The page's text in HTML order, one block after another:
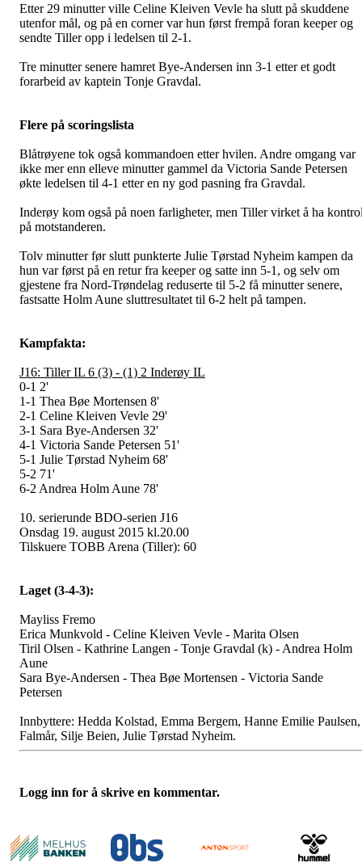
Etter 29 minutter ville Celine Kleiven Vevle ha slutt på skuddene
utenfor mål, og på en corner var hun først frempå foran keeper og
sendte Tiller opp i ledelsen til 2-1.
Tre minutter senere hamret Bye-Andersen inn 3-1 etter et godt
forarbeid av kaptein Tonje Gravdal.
Flere på scoringslista
Blåtrøyene tok også kommandoen etter hvilen. Andre omgang var
ikke mer enn elleve minutter gammel da Victoria Sande Petersen
økte ledelsen til 4-1 etter en ny god pasning fra Gravdal.
Inderøy kom også på noen farligheter, men Tiller virket å ha
på motstanderen.
Tolv minutter før slutt punkterte Julie Tørstad Nyheim kampen da
hun var først på en retur fra keeper og satte inn 5-1, og selv om
gjestene fra Nord-Trøndelag reduserte til 5-2 få minutter senere,
fastsatte Holm Aune sluttresultatet til 6-2 helt på tampen.
Kampfakta:
J16: Tiller IL 6 (3) - (1) 2 Inderøy IL
0-1 2'
1-1 Thea Bøe Mortensen 8'
2-1 Celine Kleiven Vevle 29'
3-1 Sara Bye-Andersen 32'
4-1 Victoria Sande Petersen 51'
5-1 Julie Tørstad Nyheim 68'
5-2 71'
6-2 Andrea Holm Aune 78'
10. serierunde BDO-serien J16
Onsdag 19. august 2015 kl.20.00
Tilskuere TOBB Arena (Tiller): 60
Laget (3-4-3):
Mayliss Fremo
Erica Munkvold - Celine Kleiven Vevle - Marita Olsen
Tiril Olsen - Kathrine Langen - Tonje Gravdal (k) - Andrea Holm
Aune
Sara Bye-Andersen - Thea Bøe Mortensen - Victoria Sande
Petersen
Innbyttere: Hedda Kolstad, Emma Bergem, Hanne Emilie Paulsen,
Falmår, Silje Beien, Julie Tørstad Nyheim.
Logg inn for å skrive en kommentar.